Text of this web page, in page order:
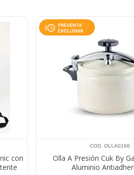
con
COD. OLLA0166
Olla A Presión Cuk By
Aluminio